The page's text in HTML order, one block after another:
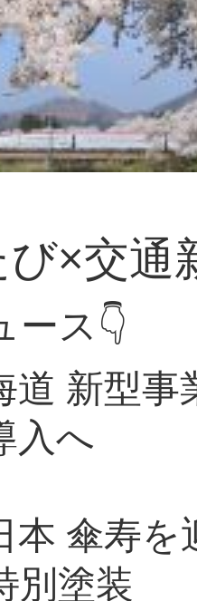
×交通
ース👇
道 新型
入へ
本 傘寿
別塗装